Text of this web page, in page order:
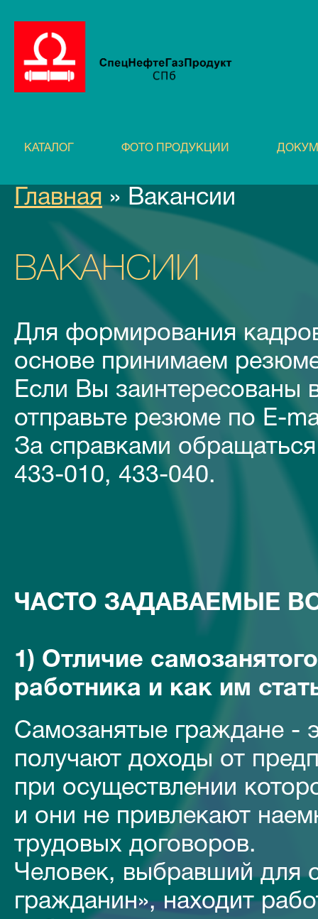
КАТАЛОГ ФОТО ПРОДУКЦИИ
Главная » Вакансии
ВАКАНСИИ
Для формирования
основе принимаем
Если Вы заинтересованы
отправьте резюме по E-
За справками
433-010, 433-040.
ЧАСТО ЗАДАВАЕМЫЕ
1) Отличие
работника и как им
Самозанятые граждане -
получают доходы от
при осуществлении
и они не привлекают
трудовых договоров.
Человек, выбравший для
гражданин», находит